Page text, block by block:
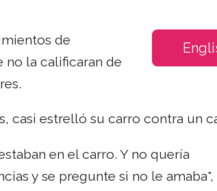
de
no la calificaran de
casi estrelló su carro contra un
en el carro. Y no quería
y se pregunte si no le amaba",